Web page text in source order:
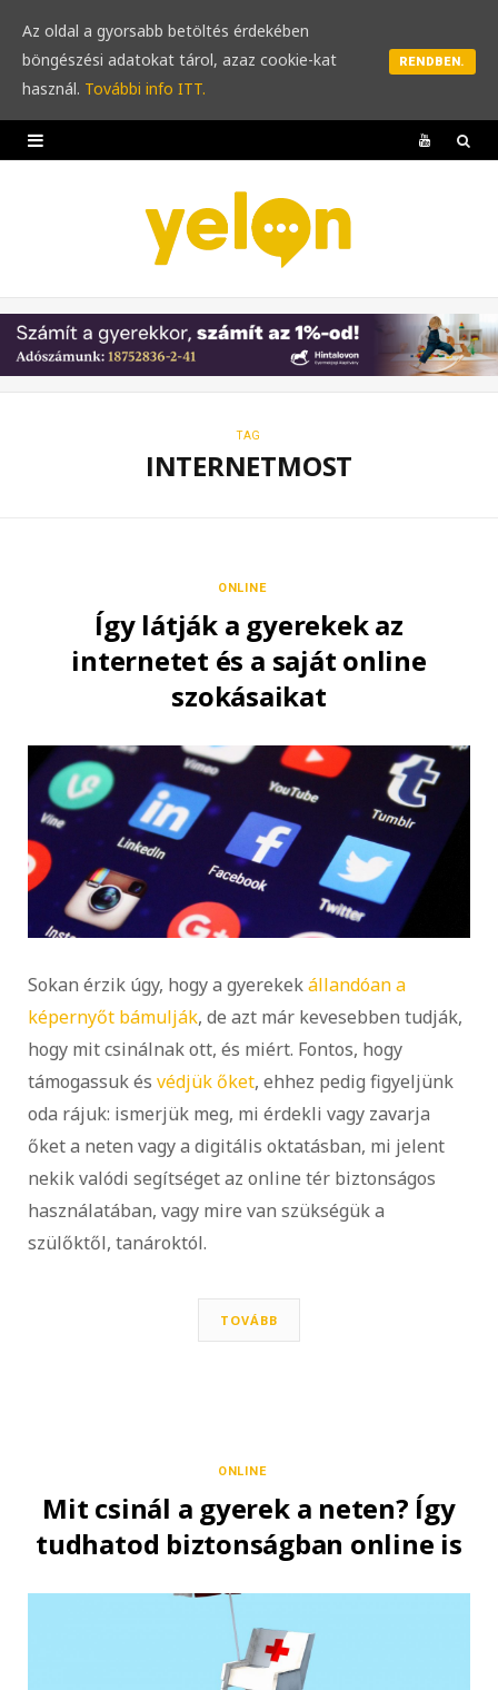
Y
u
b
e
TAG
INTERNETMOST
ONLINE
Így látják a gyerekek az
internetet és a saját online
szokásaikat
Sokan érzik úgy, hogy a gyerekekállandóan a
képernyőt bámulják, de azt már kevesebben tudják,
hogy mit csinálnak ott, és miért. Fontos, hogy
támogassuk és védjük őket, ehhez pedig figyeljünk
oda rájuk: ismerjük meg, mi érdekli vagy zavarja
őket a neten vagy a digitális oktatásban, mi jelent
nekik valódi segítséget az online tér biztonságos
használatában, vagy mire van szükségük a
szülőktől, tanároktól.
TOVÁBB
ONLINE
Mit csinál a gyerek a neten? Így
tudhatod biztonságban online is
Az oldal a gyorsabb betöltés érdekében
böngészési adatokat tárol, azaz cookie-kat
használ. További info ITT.
RENDBEN.